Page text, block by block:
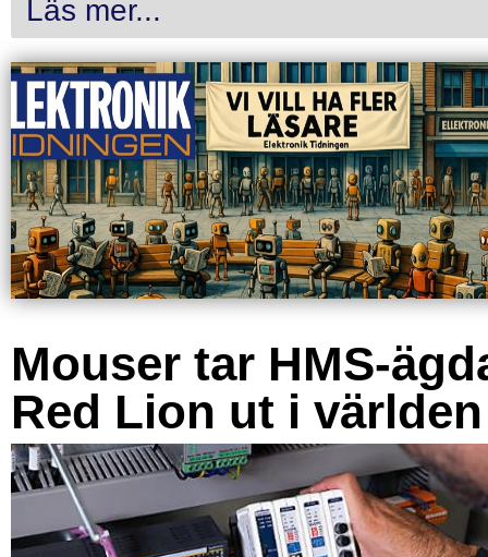
Läs mer...
Mouser tar HMS-
Red Lion ut i världen